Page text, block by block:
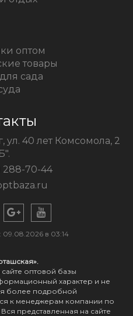
оптом
товары
сада
ул. 40 лет Комсомола, 2
288-70-44
в 03:14
оптовой базы
характер и не
более подробной
к менеджерам компании по
представленная на сайте